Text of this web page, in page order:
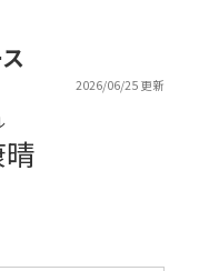
2026/06/25 更新